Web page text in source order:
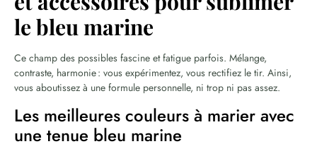
le bleu marine
Ce champ des possibles fascine et fatigue parfois. Mélange,
contraste, harmonie : vous expérimentez, vous rectifiez le tir. Ainsi,
vous aboutissez à une formule personnelle, ni trop ni pas assez.
Les meilleures couleurs à marier avec
une tenue bleu marine